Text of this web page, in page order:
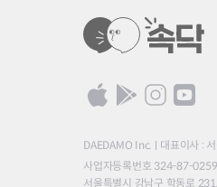
DAEDAMO Inc.
대표이사 :
사업자등록번호 324-87-
서울특별시 강남구 학동로